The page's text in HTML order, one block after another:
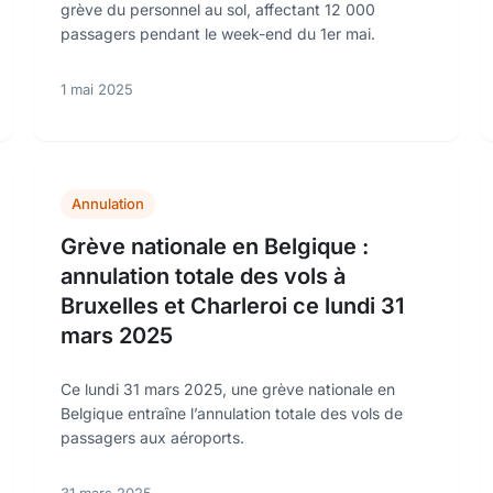
grève du personnel au sol, affectant 12 000
passagers pendant le week-end du 1er mai.
1 mai 2025
Annulation
Grève nationale en Belgique :
annulation totale des vols à
Bruxelles et Charleroi ce lundi 31
mars 2025
Ce lundi 31 mars 2025, une grève nationale en
Belgique entraîne l’annulation totale des vols de
passagers aux aéroports.